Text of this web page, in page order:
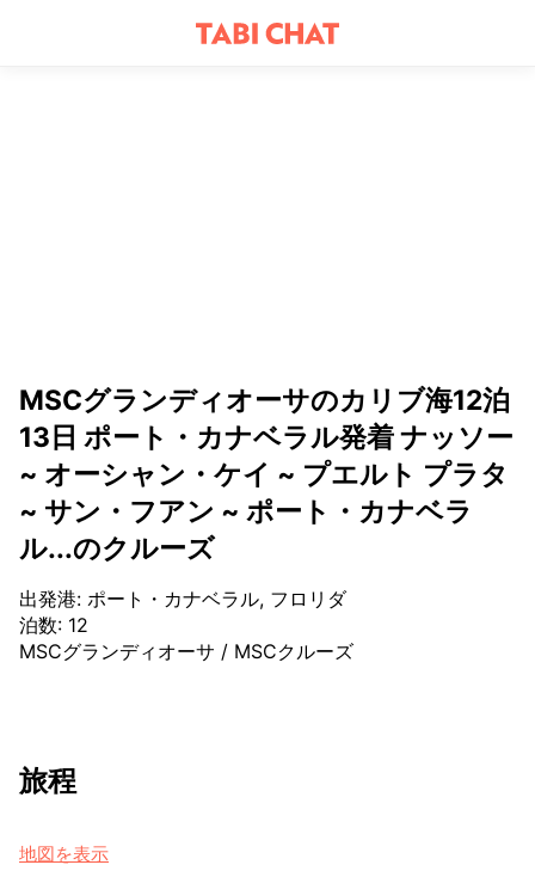
MSCグランディオーサのカリブ海12泊
13日 ポート・カナベラル発着 ナッソー
~ オーシャン・ケイ ~ プエルト プラタ
~ サン・フアン ~ ポート・カナベラ
ル...のクルーズ
出発港: ポート・カナベラル, フロリダ
泊数: 12
MSCグランディオーサ / MSCクルーズ
旅程
地図を表示